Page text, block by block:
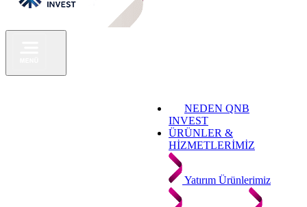
NEDEN QNB
INVEST
ÜRÜNLER &
HİZMETLERİMİZ
Yatırım Ürünlerimiz